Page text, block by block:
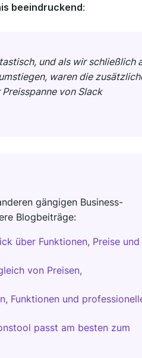
beeindruckend:
und als wir schließlich
waren die
von Slack
gängigen Business-
Blogbeiträge:
über Funktionen, Preise und
von Preisen,
Funktionen und
passt am besten zum